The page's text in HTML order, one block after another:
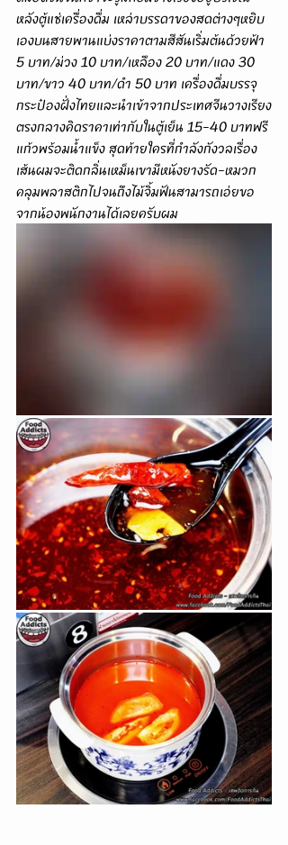
หลังตู้แช่เครื่องดื่ม เหล่าบรรดาของสดต่างๆหยิบ
เองบนสายพานแบ่งราคาตามสีสันเริ่มต้นด้วยฟ้า
5 บาท/ม่วง 10 บาท/เหลือง 20 บาท/แดง 30
บาท/ขาว 40 บาท/ดำ 50 บาท เครื่องดื่มบรรจุ
กระป๋องฝั่งไทยและนำเข้าจากประเทศจีนวางเรียง
ตรงกลางคิดราคาเท่ากับในตู้เย็น 15-40 บาทฟรี
แก้วพร้อมน้ำแข็ง สุดท้ายใครที่กำลังกังวลเรื่อง
เส้นผมจะติดกลิ่นเหม็นเขามีหนังยางรัด-หมวก
คลุมพลาสติกไปจนถึงไม้จิ้มฟันสามารถเอ่ยขอ
จากน้องพนักงานได้เลยครับผม